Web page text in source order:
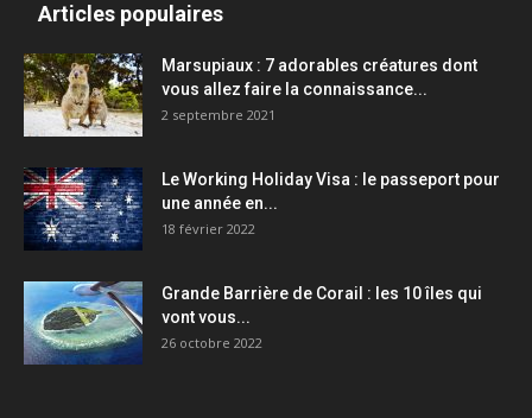
Articles populaires
Marsupiaux : 7 adorables créatures dont
vous allez faire la connaissance...
2 septembre 2021
Le Working Holiday Visa : le passeport pour
une année en...
18 février 2022
Grande Barrière de Corail : les 10 îles qui
vont vous...
26 octobre 2022